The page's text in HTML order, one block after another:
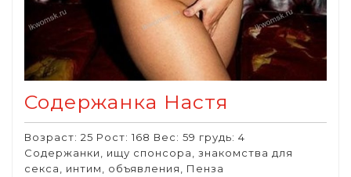
Содержанка Настя
Возраст: 25 Рост: 168 Вес: 59 грудь: 4
Содержанки, ищу спонсора, знакомства для
секса, интим, объявления, Пенза